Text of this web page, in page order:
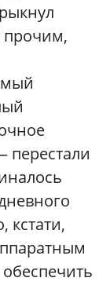
прочим,
перестали
кстати,